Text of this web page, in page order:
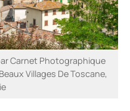
Carnet Photographique
Villages De Toscane,